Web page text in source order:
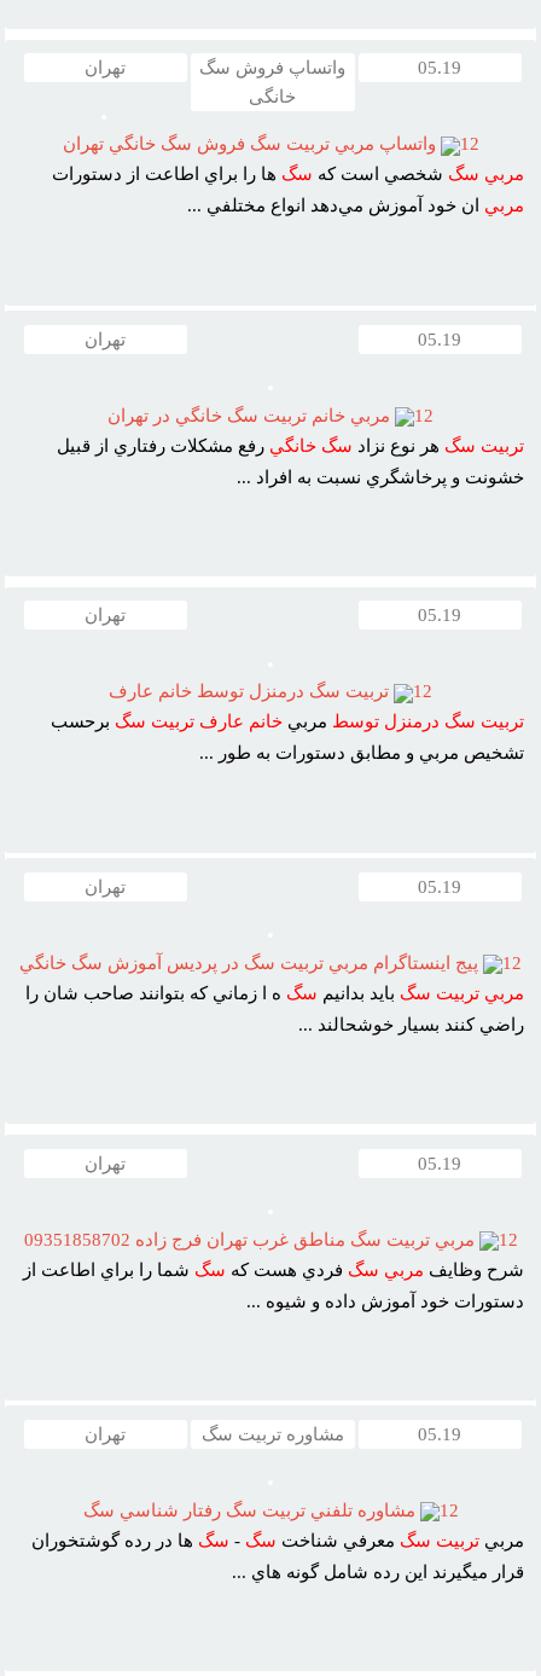
05.19
واتساپ فروش سگ
خانگی
تهران
12
واتساپ مربي تربيت سگ فروش سگ خانگي تهران
مربي سگ شخصي است که سگ ها را براي اطاعت از دستورات
مربي ان خود آموزش مي‌دهد انواع مختلفي ...
05.19 تهران
12
مربي خانم تربيت سگ خانگي در تهران
تربيت سگ هر نوع نزاد سگ خانگي رفع مشکلات رفتاري از قبيل
خشونت و پرخاشگري نسبت به افراد ...
05.19 تهران
12
تربيت سگ درمنزل توسط خانم عارف
تربيت سگ درمنزل توسط مربيخانم عارف تربيت سگ برحسب
تشخيص مربي و مطابق دستورات به طور ...
05.19 تهران
12
پيج اينستاگرام مربي تربيت سگ در پرديس آموزش سگ خانگي
مربي تربيت سگ بايد بدانيم سگ ه ا زماني که بتوانند صاحب شان را
راضي کنند بسيار خوشحالند ...
05.19 تهران
12
مربي تربيت سگ مناطق غرب تهران فرج زاده 09351858702
شرح وظايف مربي سگ فردي هست که سگ شما را براي اطاعت از
دستورات خود آموزش داده و شيوه ...
05.19 مشاوره تربیت سگ تهران
12
مشاوره تلفني تربيت سگ رفتار شناسي سگ
مربيتربيت سگ معرفي شناخت سگ - سگ ها در رده گوشتخوران
قرار ميگيرند اين رده شامل گونه هاي ...